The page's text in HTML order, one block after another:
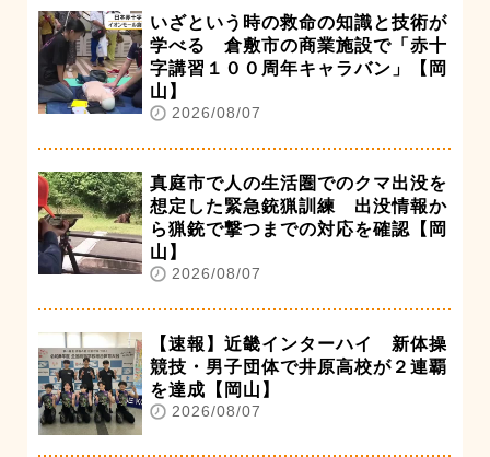
いざという時の救命の知識と技術が
学べる 倉敷市の商業施設で「赤十
字講習１００周年キャラバン」【岡
山】
2026/08/07
真庭市で人の生活圏でのクマ出没を
想定した緊急銃猟訓練 出没情報か
ら猟銃で撃つまでの対応を確認【岡
山】
2026/08/07
【速報】近畿インターハイ 新体操
競技・男子団体で井原高校が２連覇
を達成【岡山】
2026/08/07